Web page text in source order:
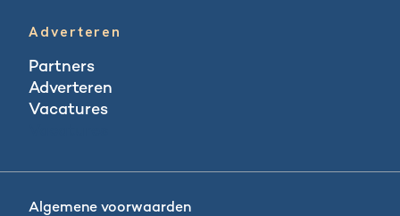
Adverteren
Partners
Adverteren
Vacatures
Algemene voorwaarden